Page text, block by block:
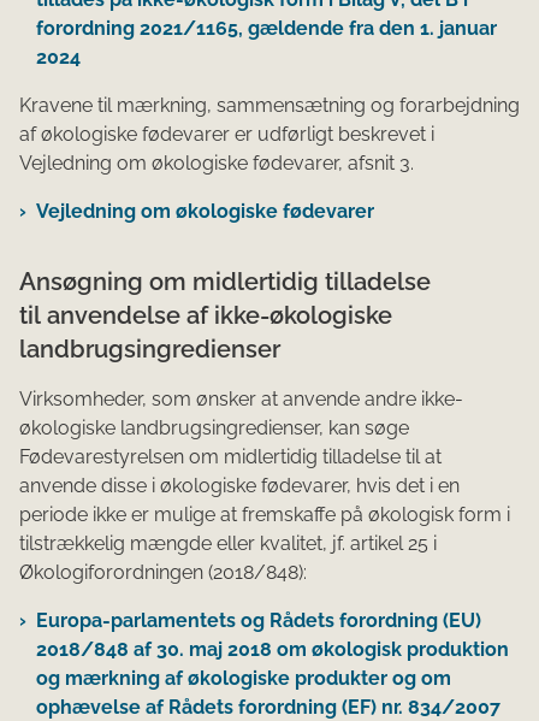
forordning 2021/1165, gældende fra den 1. januar
2024
Kravene til mærkning, sammensætnin​g og forarbejdning
af økologiske fødevarer er udførligt beskrevet i
Vejledning om økologiske fødevarer, afsnit 3.
Vejledning om økologiske fødevarer
Ansøgning om midlertidig tilladelse
til anvendelse af ikke-økologiske
landbrugsingredienser
Virksomheder, som ønsker at anvende andre ikke-
økologiske landbrugsingredienser, kan søge
Fødevarestyrelsen om midlertidig tilladelse til at
anvende disse i økologiske fødevarer, hvis det i en
periode ikke er mulige at fremskaffe på økologisk form i
tilstrækkelig mængde eller kvalitet, jf. artikel 25 i
Økologiforordningen (2018/848):
​Europa-parlamentets og Rådets forordning (EU)
2018/848 af 30. maj 2018 om økologisk produktion
og mærkning af økologiske produkter og om
ophævelse af Rådets forordning (EF) nr. 834/2007​